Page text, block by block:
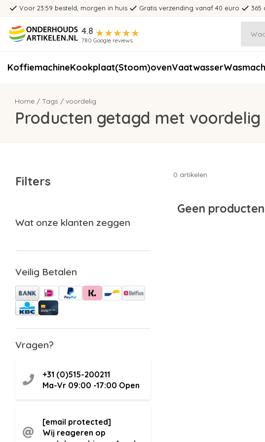
Voor 23:59 besteld, morgen in huis Gratis verzending vanaf 40 euro 365
4.8
780 Google reviews
KoffiemachineKookplaat(Stoom)ovenVaatwasser
Home / Tags / voordelig
Producten getagd met voordelig
Filters
Wat onze klanten zeggen
Veilig Betalen
Vragen?
+31 (0)515-200211
Ma-Vr 09:00 -17:00 Open
[email protected]
Wij reageren op
0 artikelen
Geen